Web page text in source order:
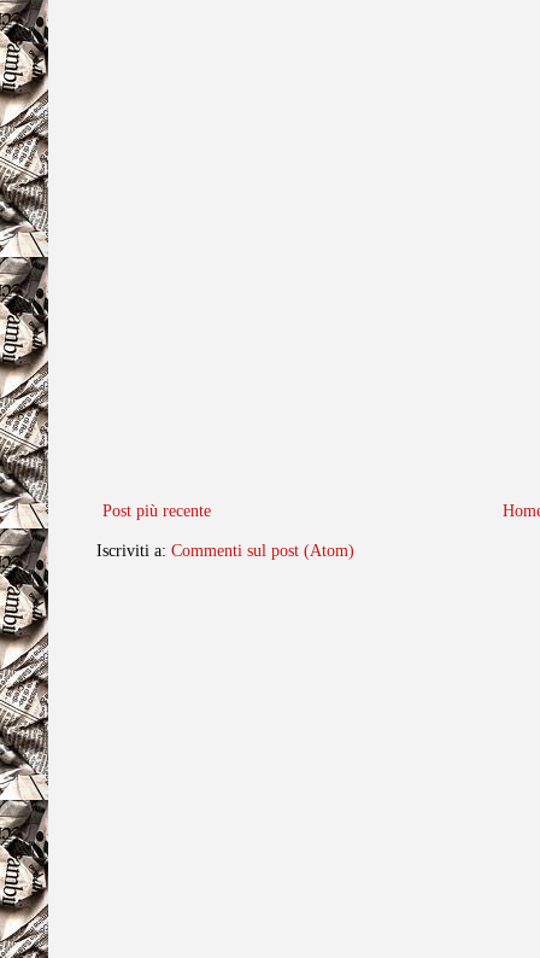
Post più recente
Iscriviti a: Commenti sul post (Atom)